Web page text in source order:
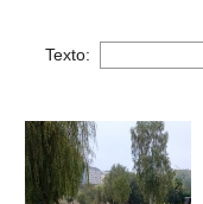
Texto: